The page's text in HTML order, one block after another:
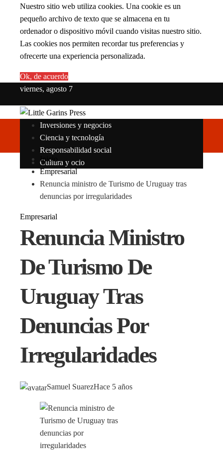
Nuestro sitio web utiliza cookies. Una cookie es un
pequeño archivo de texto que se almacena en tu
ordenador o dispositivo móvil cuando visitas nuestro sitio.
Las cookies nos permiten recordar tus preferencias y
ofrecerte una experiencia personalizada.
Ok, de acuerdo
viernes, agosto 7
Inversiones y negocios
Ciencia y tecnología
Responsabilidad social
Cultura y ocio
Inicio
Empresarial
Renuncia ministro de Turismo de Uruguay tras
denuncias por irregularidades
Empresarial
Renuncia Ministro
De Turismo De
Uruguay Tras
Denuncias Por
Irregularidades
Samuel SuarezHace 5 años